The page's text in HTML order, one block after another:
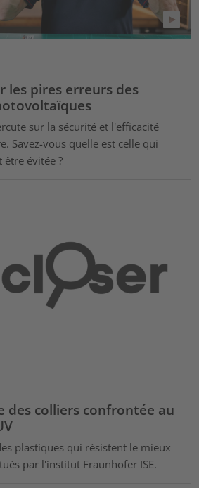
les pires erreurs des
sur la sécurité et l'efficacité
Savez-vous quelle est celle qui
évitée ?
des colliers confrontée au
plastiques qui résistent le mieux
par l'institut Fraunhofer ISE.